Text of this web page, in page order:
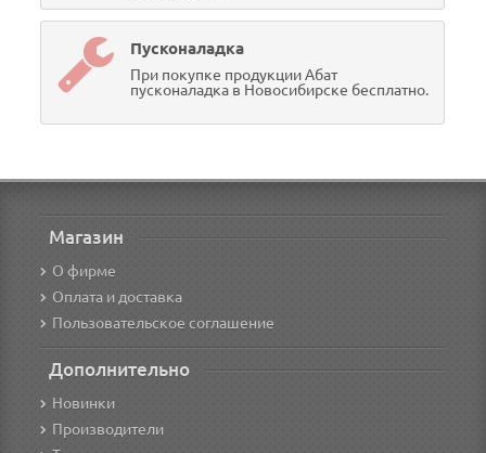
Пусконаладка
При покупке продукции Абат
пусконаладка в Новосибирске бесплатно.
Магазин
О фирме
Оплата и доставка
Пользовательское соглашение
Дополнительно
Новинки
Производители